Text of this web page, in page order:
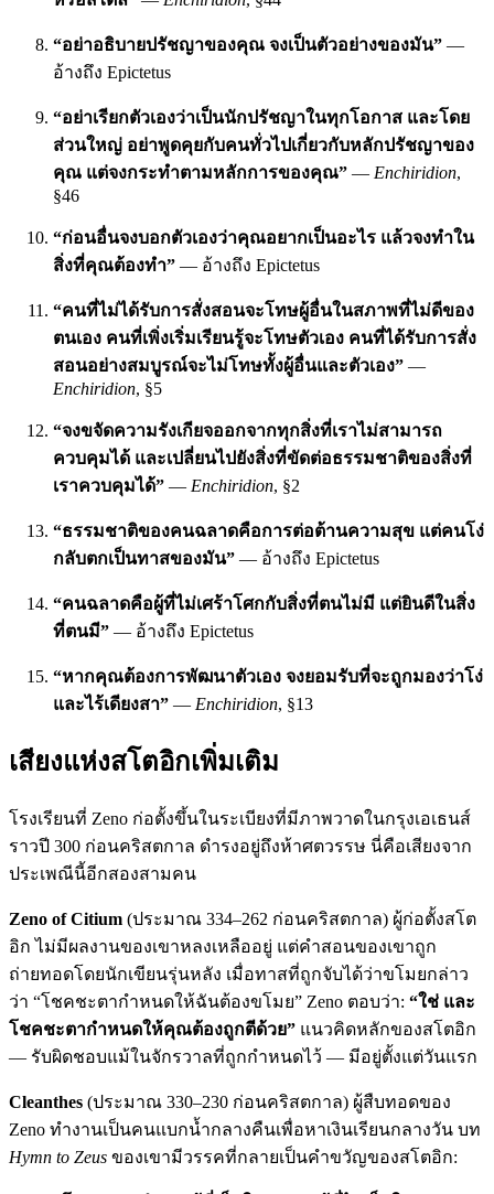
“อย่าอธิบายปรัชญาของคุณ จงเป็นตัวอย่างของมัน” —
อ้างถึง Epictetus
“อย่าเรียกตัวเองว่าเป็นนักปรัชญาในทุกโอกาส และโดย
ส่วนใหญ่ อย่าพูดคุยกับคนทั่วไปเกี่ยวกับหลักปรัชญาของ
คุณ แต่จงกระทำตามหลักการของคุณ” — Enchiridion,
§46
“ก่อนอื่นจงบอกตัวเองว่าคุณอยากเป็นอะไร แล้วจงทำใน
สิ่งที่คุณต้องทำ” — อ้างถึง Epictetus
“คนที่ไม่ได้รับการสั่งสอนจะโทษผู้อื่นในสภาพที่ไม่ดีของ
ตนเอง คนที่เพิ่งเริ่มเรียนรู้จะโทษตัวเอง คนที่ได้รับการสั่ง
สอนอย่างสมบูรณ์จะไม่โทษทั้งผู้อื่นและตัวเอง” —
Enchiridion, §5
“จงขจัดความรังเกียจออกจากทุกสิ่งที่เราไม่สามารถ
ควบคุมได้ และเปลี่ยนไปยังสิ่งที่ขัดต่อธรรมชาติของสิ่งที่
เราควบคุมได้” — Enchiridion, §2
“ธรรมชาติของคนฉลาดคือการต่อต้านความสุข แต่คนโง่
กลับตกเป็นทาสของมัน” — อ้างถึง Epictetus
“คนฉลาดคือผู้ที่ไม่เศร้าโศกกับสิ่งที่ตนไม่มี แต่ยินดีในสิ่ง
ที่ตนมี” — อ้างถึง Epictetus
“หากคุณต้องการพัฒนาตัวเอง จงยอมรับที่จะถูกมองว่าโง่
และไร้เดียงสา” — Enchiridion, §13
เสียงแห่งสโตอิกเพิ่มเติม
โรงเรียนที่ Zeno ก่อตั้งขึ้นในระเบียงที่มีภาพวาดในกรุงเอเธนส์
ราวปี 300 ก่อนคริสตกาล ดำรงอยู่ถึงห้าศตวรรษ นี่คือเสียงจาก
ประเพณีนี้อีกสองสามคน
Zeno of Citium (ประมาณ 334–262 ก่อนคริสตกาล) ผู้ก่อตั้งสโต
อิก ไม่มีผลงานของเขาหลงเหลืออยู่ แต่คำสอนของเขาถูก
ถ่ายทอดโดยนักเขียนรุ่นหลัง เมื่อทาสที่ถูกจับได้ว่าขโมยกล่าว
ว่า “โชคชะตากำหนดให้ฉันต้องขโมย” Zeno ตอบว่า: “ใช่ และ
โชคชะตากำหนดให้คุณต้องถูกตีด้วย” แนวคิดหลักของสโตอิก
— รับผิดชอบแม้ในจักรวาลที่ถูกกำหนดไว้ — มีอยู่ตั้งแต่วันแรก
Cleanthes (ประมาณ 330–230 ก่อนคริสตกาล) ผู้สืบทอดของ
Zeno ทำงานเป็นคนแบกน้ำกลางคืนเพื่อหาเงินเรียนกลางวัน บท
Hymn to Zeus ของเขามีวรรคที่กลายเป็นคำขวัญของสโตอิก: